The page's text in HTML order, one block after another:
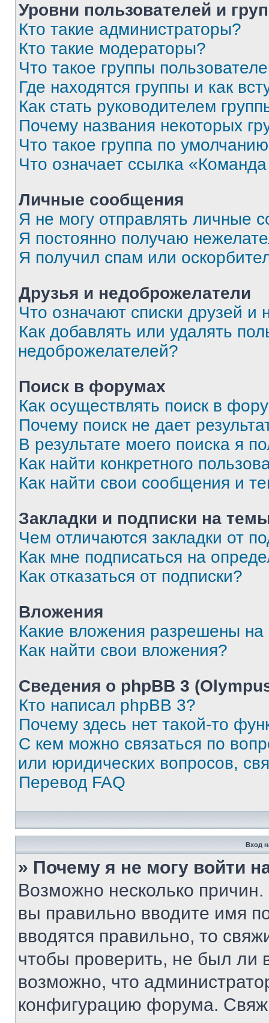
Уровни пользователей и
Кто такие администраторы?
Кто такие модераторы?
Что такое группы
Где находятся группы и как
Как стать руководителем
Почему названия некоторых
Что такое группа по
Что означает ссылка
Личные сообщения
Я не могу отправлять личные
Я постоянно получаю
Я получил спам или
Друзья и недоброжелатели
Что означают списки друзей и
Как добавлять или удалять
недоброжелателей?
Поиск в форумах
Как осуществлять поиск в
Почему поиск не дает
В результате моего поиска я
Как найти конкретного
Как найти свои сообщения и
Закладки и подписки на
Чем отличаются закладки от
Как мне подписаться на
Как отказаться от подписки?
Вложения
Какие вложения разрешены
Как найти свои вложения?
Сведения о phpBB 3
Кто написал phpBB 3?
Почему здесь нет такой-то
С кем можно связаться по
или юридических вопросов,
Перевод FAQ
Вход
» Почему я не могу войти
Возможно несколько
вы правильно вводите имя
вводятся правильно, то
чтобы проверить, не был ли
возможно, что
конфигурацию форума.